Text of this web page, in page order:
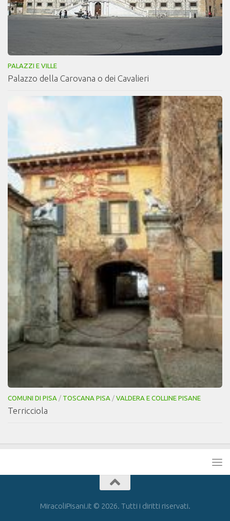
PALAZZI E VILLE
Palazzo della Carovana o dei Cavalieri
COMUNI DI PISA / TOSCANA PISA / VALDERA E COLLINE PISANE
Terricciola
MiracoliPisani.it © 2026. Tutti i diritti riservati.